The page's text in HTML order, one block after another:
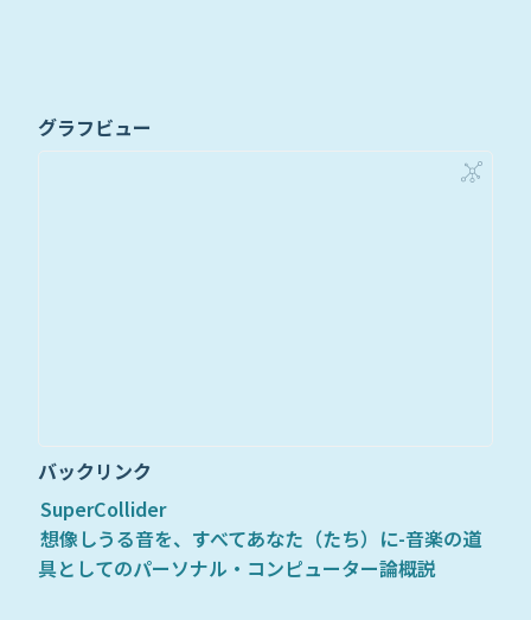
グラフビュー
バックリンク
SuperCollider
想像しうる音を、すべてあなた（たち）に-音楽の道
具としてのパーソナル・コンピューター論概説